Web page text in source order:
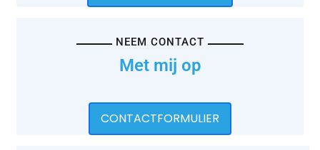
NEEM CONTACT
Met mij op
CONTACTFORMULIER